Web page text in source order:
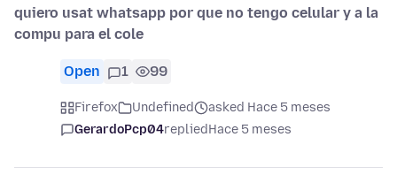
quiero usat whatsapp por que no tengo celular y a la
compu para el cole
Open 1 99
Firefox Undefined
asked Hace 5 meses
GerardoPcp04repliedHace 5 meses